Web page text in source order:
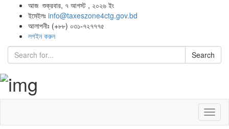
আজ শুক্রবার, ৭ আগস্ট , ২০২৬ ইং
ইমেইলঃ info@taxeszone4ctg.gov.bd
আলাপনীঃ (+৮৮) ০৩১-৭২৭৭৭৫
লগইন করুন
Search